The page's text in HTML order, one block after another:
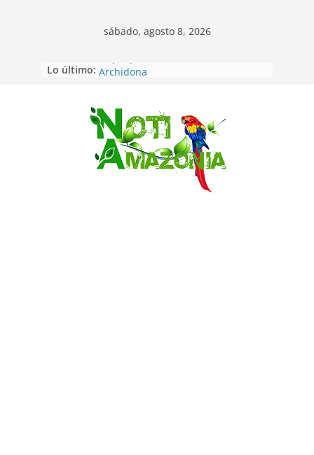
Saltar
sábado, agosto 8, 2026
Lo último: Napo: presunto sicariato en cantón
desaparecidos fueron encontrados
muertos en Puerto lopez
Sentencian a 34 años de prisión a
implicados en caso de Alison,
oriunda de Tena
Vozinha, el arquero sensación de
cabo Verde, ya llegó para